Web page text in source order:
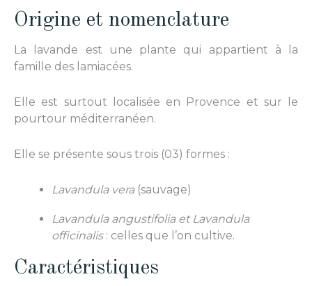
Origine et nomenclature
La lavande est une plante qui appartient à la
famille des lamiacées.
Elle est surtout localisée en Provence et sur le
pourtour méditerranéen.
Elle se présente sous trois (03) formes :
Lavandula vera (sauvage)
Lavandula angustifolia et Lavandula
officinalis: celles que l’on cultive.
Caractéristiques